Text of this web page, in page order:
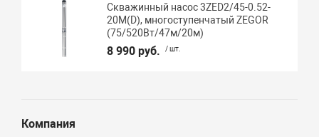
Скважинный насос 3ZED2/45-0.52-
20M(D), многоступенчатый ZEGOR
(75/520Вт/47м/20м)
8 990 руб. / шт.
Компания